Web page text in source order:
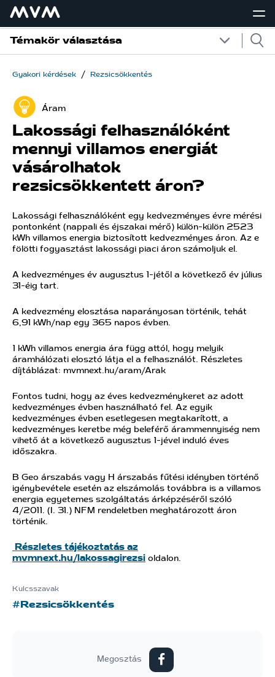
Témakör választása
Gyakori kérdések / Rezsicsökkentés
Áram
Lakossági felhasználóként
mennyi villamos energiát
vásárolhatok
rezsicsökkentett áron?
Megosztás
Lakossági felhasználóként egy kedvezményes évre mérési
pontonként (nappali és éjszakai mérő) külön-külön 2523
kWh villamos energia biztosított kedvezményes áron. Az e
fölötti fogyasztást lakossági piaci áron számoljuk el.
A kedvezményes év augusztus 1-jétől a következő év július
31-éig tart.
A kedvezmény elosztása naparányosan történik, tehát
6,91 kWh/nap egy 365 napos évben.
1 kWh villamos energia ára függ attól, hogy melyik
áramhálózati elosztó látja el a felhasználót. Részletes
díjtáblázat: mvmnext.hu/aram/Arak
Fontos tudni, hogy az éves kedvezménykeret az adott
kedvezményes évben használható fel. Az egyik
kedvezményes évben esetlegesen megtakarított, a
kedvezményes keretbe még beleférő árammennyiség nem
vihető át a következő augusztus 1-jével induló éves
időszakra.
B Geo árszabás vagy H árszabás fűtési idényben történő
igénybevétele esetén az elszámolás továbbra is a villamos
energia egyetemes szolgáltatás árképzéséről szóló
4/2011. (I. 31.) NFM rendeletben meghatározott áron
történik.
Részletes tájékoztatás az
mvmnext.hu/lakossagirezsi oldalon.
Kulcsszavak
#Rezsicsökkentés